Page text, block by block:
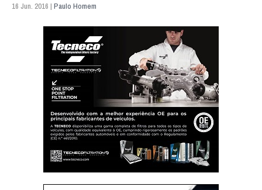
16 Jun. 2016 | Paulo Homem